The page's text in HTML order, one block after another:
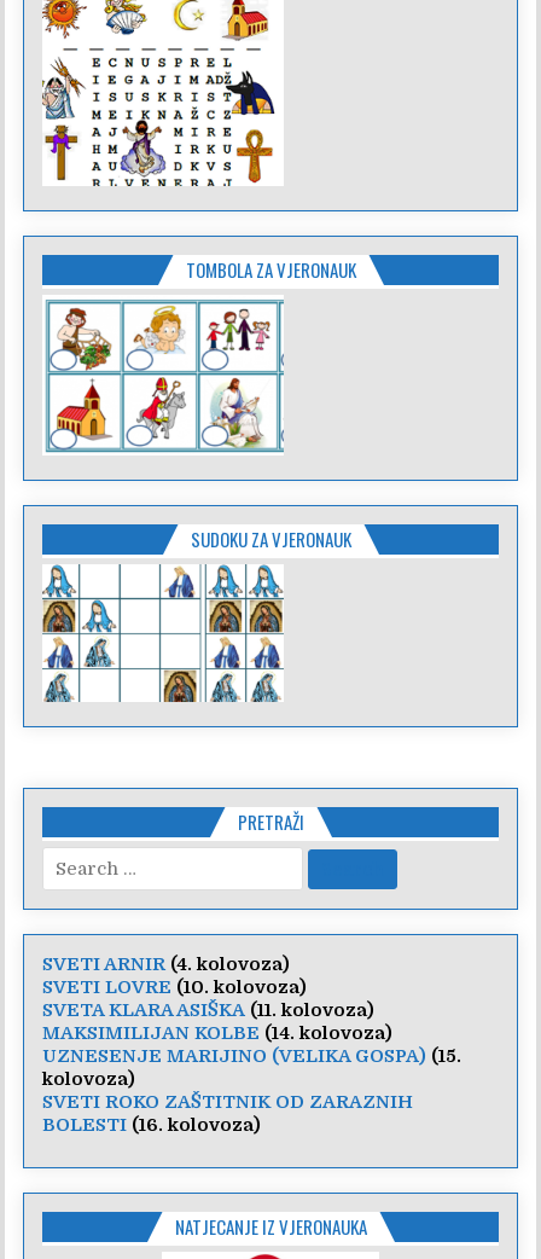
TOMBOLA ZA VJERONAUK
SUDOKU ZA VJERONAUK
PRETRAŽI
Search
for:
SVETI ARNIR (4. kolovoza)
SVETI LOVRE (10. kolovoza)
SVETA KLARA ASIŠKA (11. kolovoza)
MAKSIMILIJAN KOLBE (14. kolovoza)
UZNESENJE MARIJINO (VELIKA GOSPA) (15.
kolovoza)
SVETI ROKO ZAŠTITNIK OD ZARAZNIH
BOLESTI (16. kolovoza)
NATJECANJE IZ VJERONAUKA